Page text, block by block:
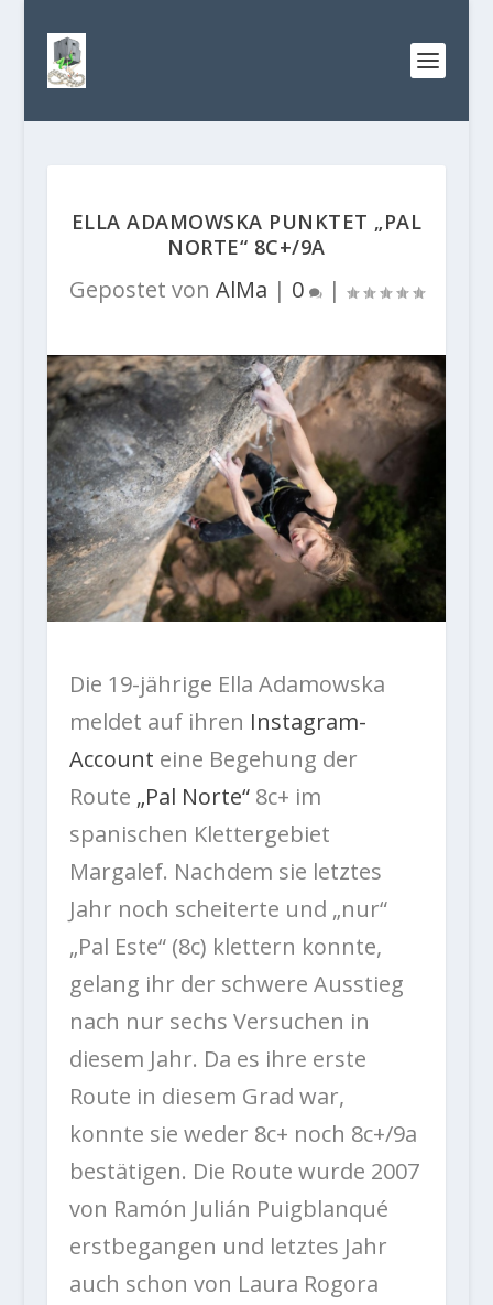
ELLA ADAMOWSKA PUNKTET „PAL
NORTE“ 8C+/9A
Gepostet von AlMa | 0 |
Die 19-jährige Ella Adamowska
meldet auf ihren Instagram-
Account eine Begehung der
Route „Pal Norte“8c+ im
spanischen Klettergebiet
Margalef. Nachdem sie letztes
Jahr noch scheiterte und „nur“
„Pal Este“ (8c) klettern konnte,
gelang ihr der schwere Ausstieg
nach nur sechs Versuchen in
diesem Jahr. Da es ihre erste
Route in diesem Grad war,
konnte sie weder 8c+ noch 8c+/9a
bestätigen. Die Route wurde 2007
von Ramón Julián Puigblanqué
erstbegangen und letztes Jahr
auch schon von Laura Rogora